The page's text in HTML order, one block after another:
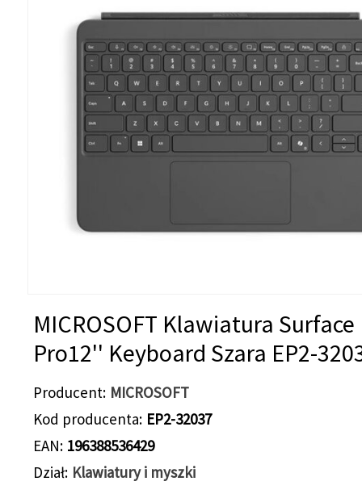
MICROSOFT Klawiatura Surface
Pro12'' Keyboard Szara EP2-
Producent MICROSOFT
Kod producenta EP2-32037
EAN 196388536429
Dział Klawiatury i myszki